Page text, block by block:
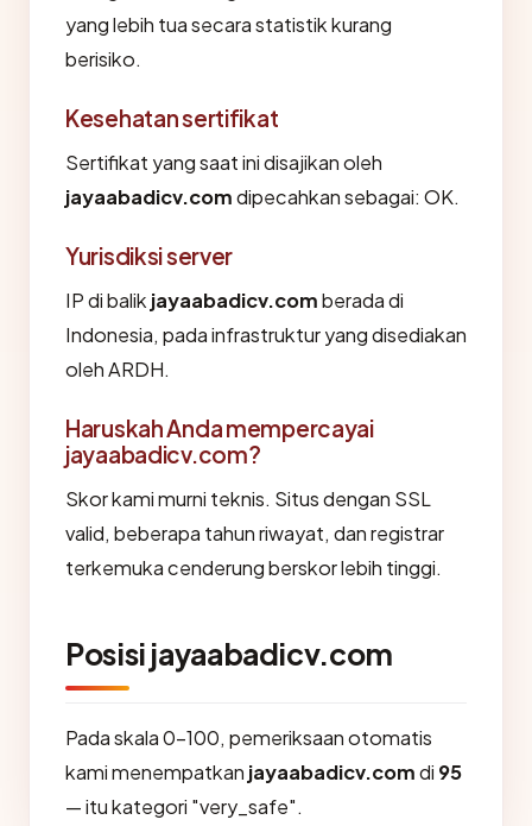
yang lebih tua secara statistik kurang
berisiko.
Kesehatan sertifikat
Sertifikat yang saat ini disajikan oleh
jayaabadicv.comdipecahkan sebagai: OK.
Yurisdiksi server
IP di balik jayaabadicv.comberada di
Indonesia, pada infrastruktur yang disediakan
oleh ARDH.
Haruskah Anda mempercayai
jayaabadicv.com?
Skor kami murni teknis. Situs dengan SSL
valid, beberapa tahun riwayat, dan registrar
terkemuka cenderung berskor lebih tinggi.
Posisi jayaabadicv.com
Pada skala 0-100, pemeriksaan otomatis
kami menempatkan jayaabadicv.comdi 95
— itu kategori "very_safe".